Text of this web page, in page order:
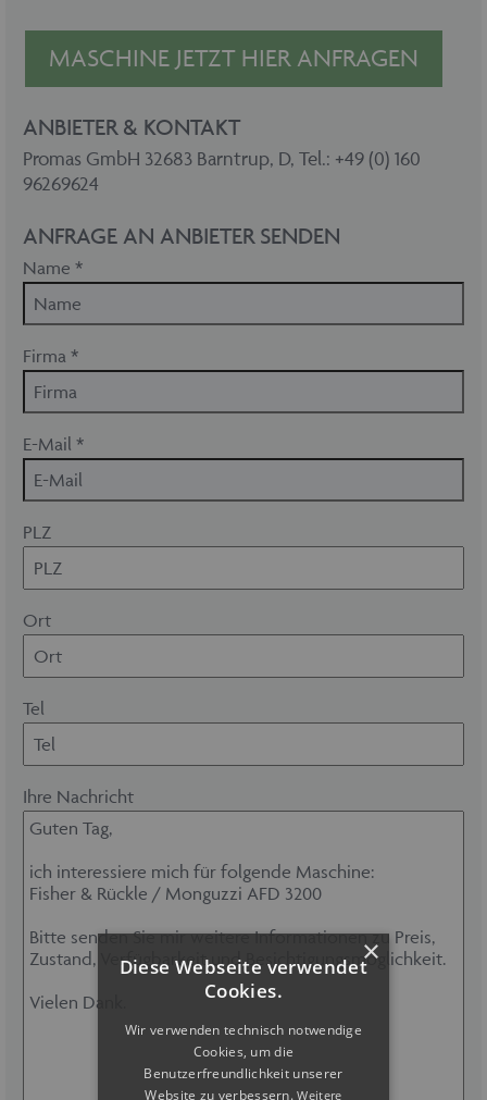
MASCHINE JETZT HIER ANFRAGEN
ANBIETER & KONTAKT
Promas GmbH 32683 Barntrup, D, Tel.: +49 (0) 160
96269624
ANFRAGE AN ANBIETER SENDEN
Name *
Firma *
E-Mail *
PLZ
Ort
Tel
Ihre Nachricht
×
Diese Webseite verwendet
Cookies.
Wir verwenden technisch notwendige
Cookies, um die
Benutzerfreundlichkeit unserer
Website zu verbessern. Weitere